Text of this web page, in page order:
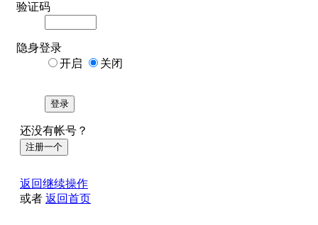
验证码
隐身登录
开启
关闭
登录
还没有帐号？
注册一个
返回继续操作
或者 返回首页